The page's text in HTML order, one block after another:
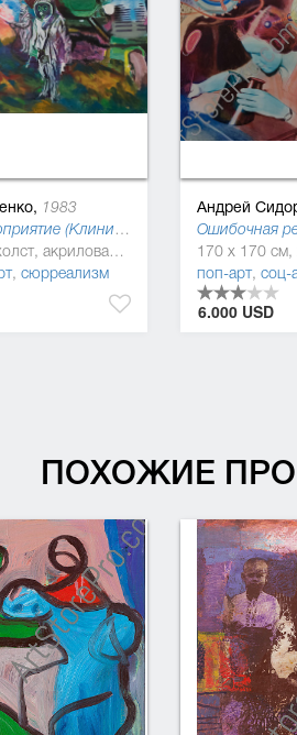
1983
Плановое мероприятие (Клиническая картина), 2016
150 x 200 см, холст, акриловая краска, масляная краска
, сюрреализм
Андрей
поп-арт, соц-
6.000 USD
ПОХОЖИЕ